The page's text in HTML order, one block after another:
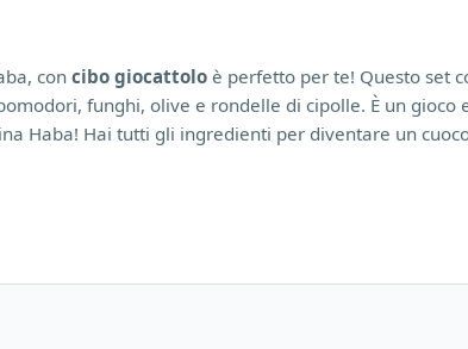
concibo giocattolo è perfetto per te! Questo set
funghi, olive e rondelle di cipolle. È un gioco
Haba! Hai tutti gli ingredienti per diventare un